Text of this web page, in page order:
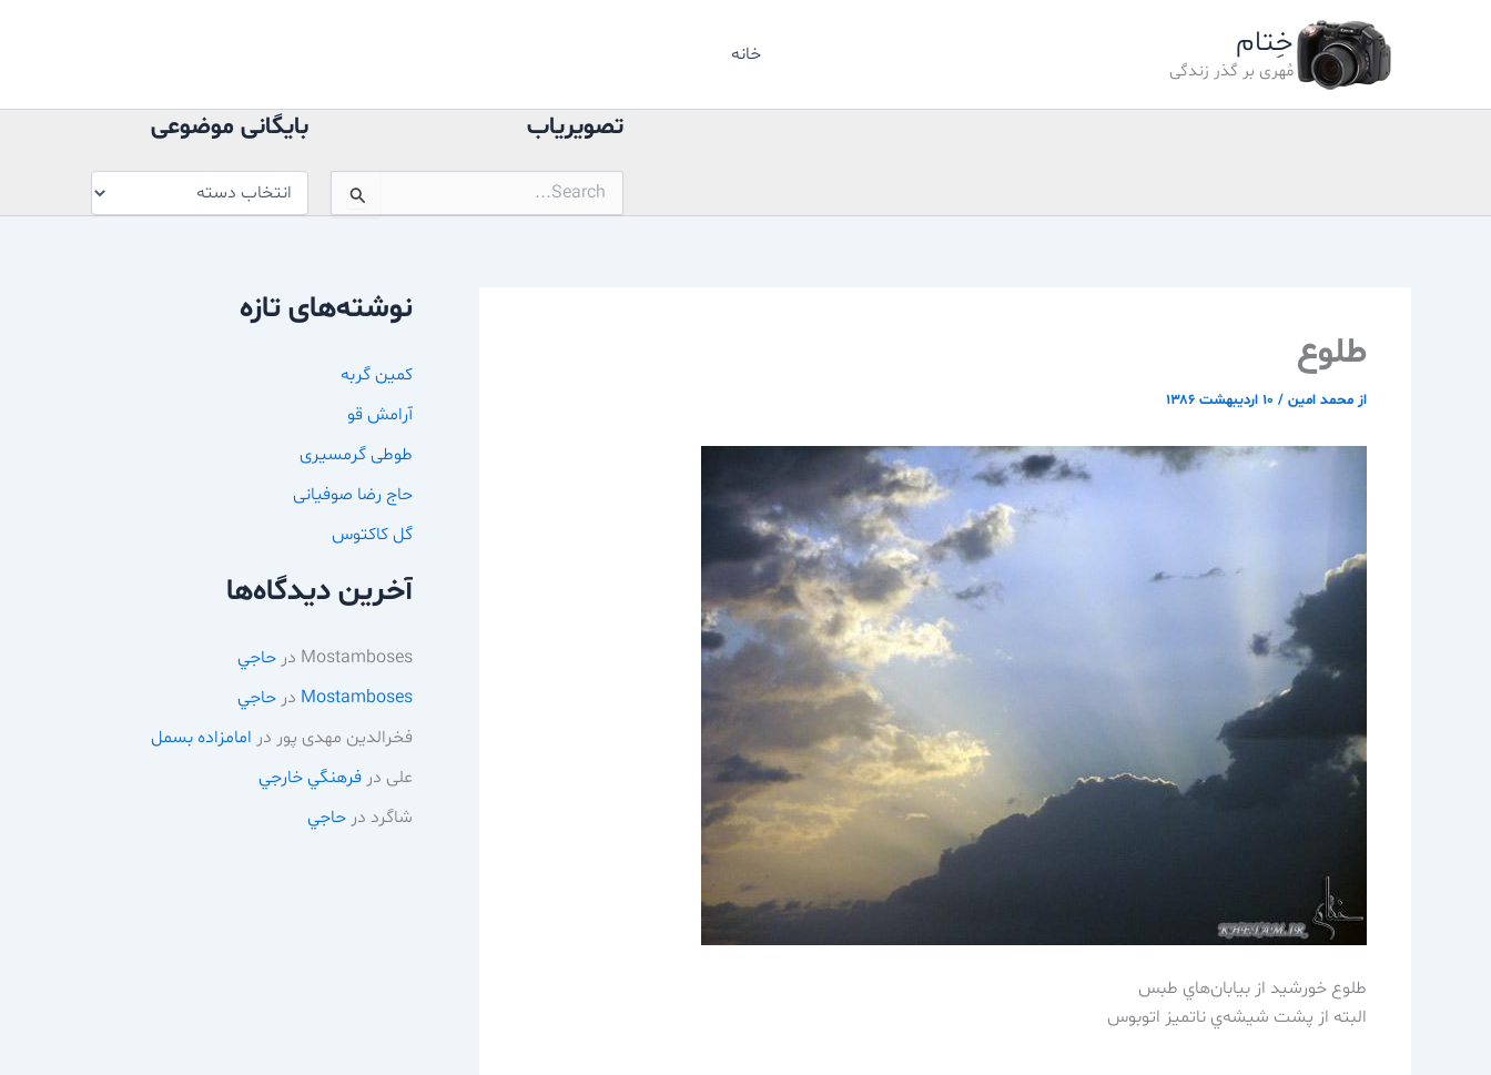
خِتام
مُهری بر گذر زندگی
خانه
تصویریاب
جستجو
برای:
بایگانی موضوعی
طلوع
از محمد امین / ۱۰ اردیبهشت ۱۳۸۶
طلوع خورشيد از بيابان‌هاي طبس
البته از پشت شيشه‌ي ناتميز اتوبوس
نوشته‌های تازه
کمین گربه
آرامش قو
طوطی گرمسیری
حاج رضا صوفیانی
گل کاکتوس
آخرین دیدگاه‌ها
Mostamboses در حاجي
Mostamboses در حاجي
فخرالدین مهدی پور در امامزاده بسمل
علی در فرهنگي خارجي
شاگرد در حاجي